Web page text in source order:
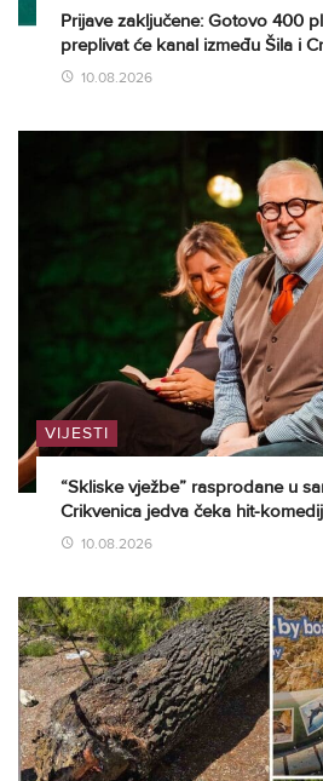
Prijave zaključene: Gotovo 400
preplivat će kanal između Šila i
10.08.2026
VIJESTI
“Skliske vježbe” rasprodane u
Crikvenica jedva čeka hit-
10.08.2026